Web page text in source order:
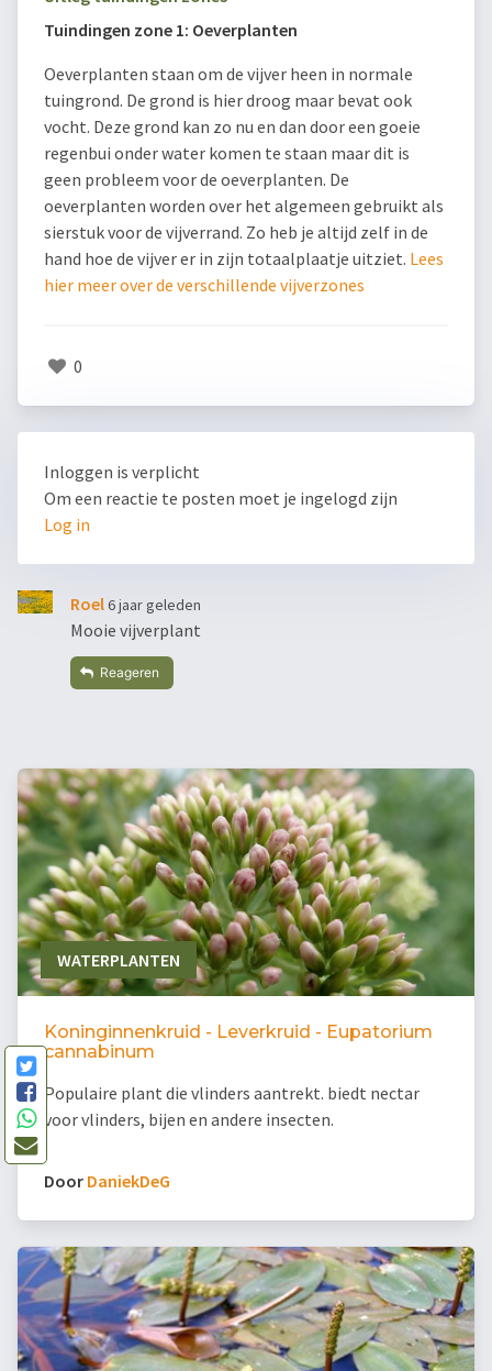
Tuindingen zone 1: Oeverplanten
Oeverplanten staan om de vijver heen in normale
tuingrond. De grond is hier droog maar bevat ook
vocht. Deze grond kan zo nu en dan door een goeie
regenbui onder water komen te staan maar dit is
geen probleem voor de oeverplanten. De
oeverplanten worden over het algemeen gebruikt als
sierstuk voor de vijverrand. Zo heb je altijd zelf in de
hand hoe de vijver er in zijn totaalplaatje uitziet. Lees
hier meer over de verschillende vijverzones
0
Inloggen is verplicht
Om een reactie te posten moet je ingelogd zijn
Log in
Roel6 jaar geleden
Mooie vijverplant
Reageren
WATERPLANTEN
Koninginnenkruid - Leverkruid - Eupatorium
cannabinum
Populaire plant die vlinders aantrekt. biedt nectar
voor vlinders, bijen en andere insecten.
Door DaniekDeG